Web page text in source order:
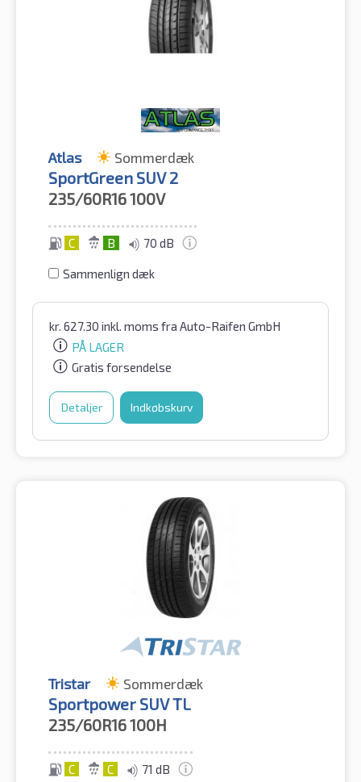
Atlas Sommerdæk
SportGreen SUV 2
235/60R16100V
C B 70 dB
Sammenlign dæk
kr. 627.30 inkl. moms fra Auto-Raifen GmbH
PÅ LAGER
Gratis forsendelse
Detaljer Indkøbskurv
Tristar Sommerdæk
Sportpower SUV TL
235/60R16100H
C C 71 dB